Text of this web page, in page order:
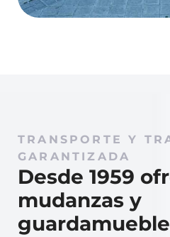
TRANSPORTE Y
GARANTIZADA
Desde 1959
mudanzas y